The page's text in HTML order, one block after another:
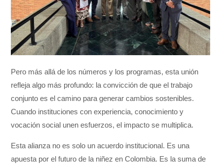
Pero más allá de los números y los programas, esta unión
refleja algo más profundo: la convicción de que el trabajo
conjunto es el camino para generar cambios sostenibles.
Cuando instituciones con experiencia, conocimiento y
vocación social unen esfuerzos, el impacto se multiplica.
Esta alianza no es solo un acuerdo institucional. Es una
apuesta por el futuro de la niñez en Colombia. Es la suma de